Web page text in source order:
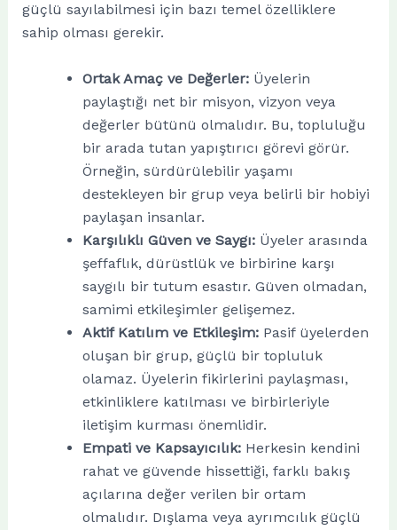
güçlü sayılabilmesi için bazı temel özelliklere
sahip olması gerekir.
Ortak Amaç ve Değerler:Üyelerin
paylaştığı net bir misyon, vizyon veya
değerler bütünü olmalıdır. Bu, topluluğu
bir arada tutan yapıştırıcı görevi görür.
Örneğin, sürdürülebilir yaşamı
destekleyen bir grup veya belirli bir hobiyi
paylaşan insanlar.
Karşılıklı Güven ve Saygı:Üyeler arasında
şeffaflık, dürüstlük ve birbirine karşı
saygılı bir tutum esastır. Güven olmadan,
samimi etkileşimler gelişemez.
Aktif Katılım ve Etkileşim:Pasif üyelerden
oluşan bir grup, güçlü bir topluluk
olamaz. Üyelerin fikirlerini paylaşması,
etkinliklere katılması ve birbirleriyle
iletişim kurması önemlidir.
Empati ve Kapsayıcılık:Herkesin kendini
rahat ve güvende hissettiği, farklı bakış
açılarına değer verilen bir ortam
olmalıdır. Dışlama veya ayrımcılık güçlü